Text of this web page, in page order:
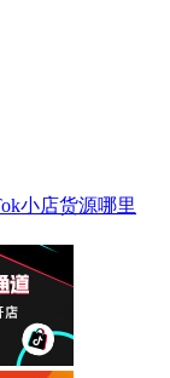
小店货源哪里